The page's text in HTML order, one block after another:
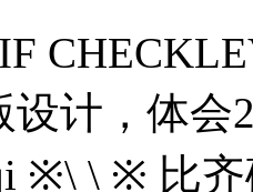
设计，体
※\ \ ※ 比齐